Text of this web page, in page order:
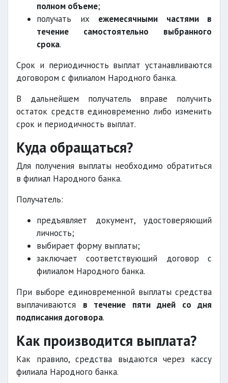
полном объеме;
получать их ежемесячными частями в
течение самостоятельно выбранного
срока.
Срок и периодичность выплат устанавливаются
договором с филиалом Народного банка.
В дальнейшем получатель вправе получить
остаток средств единовременно либо изменить
срок и периодичность выплат.
Куда обращаться?
Для получения выплаты необходимо обратиться
в филиал Народного банка.
Получатель:
предъявляет документ, удостоверяющий
личность;
выбирает форму выплаты;
заключает соответствующий договор с
филиалом Народного банка.
При выборе единовременной выплаты средства
выплачиваются в течение пяти дней со дня
подписания договора.
Как производится выплата?
Как правило, средства выдаются через кассу
филиала Народного банка.